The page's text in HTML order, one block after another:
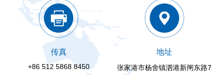
传真
+86 512 5868 8450
地址
张家港市杨舍镇泗港新闸东路7